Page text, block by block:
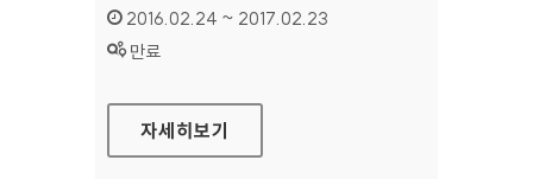
인증기간 :
2016.02.24 ~ 2017.02.23
상태 :
만료
미병연구단 홈페이지
자세히보기